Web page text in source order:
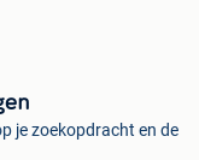
je zoekopdracht en de